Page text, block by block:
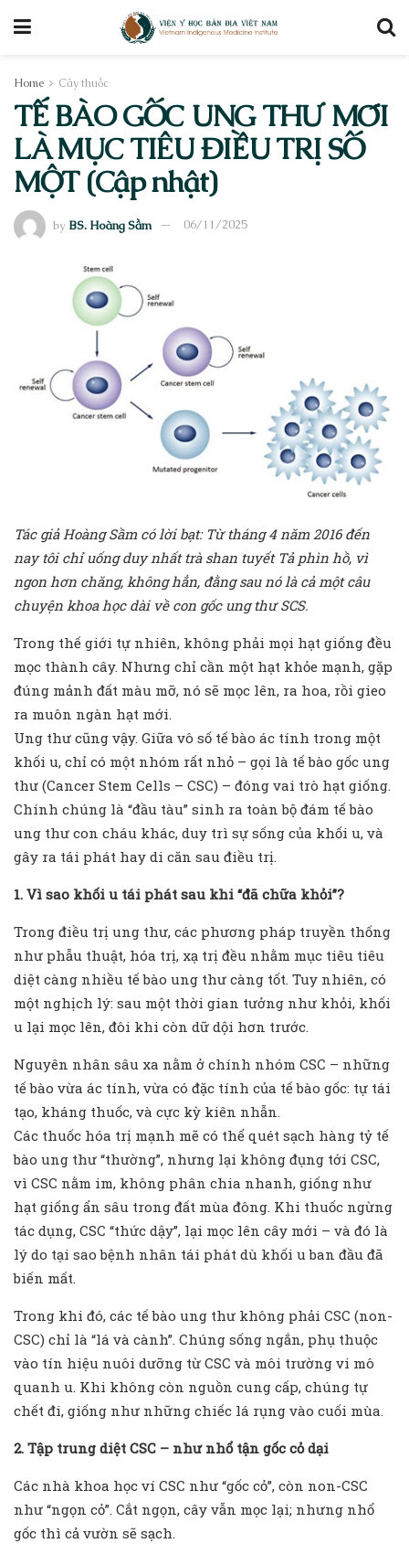
Home Cây thuốc
TẾ BÀO GỐC UNG THƯ MỚI
LÀ MỤC TIÊU ĐIỀU TRỊ SỐ
MỘT (Cập nhật)
by BS. Hoàng Sầm 06/11/2025
Tác giả Hoàng Sầm có lời bạt: Từ tháng 4 năm 2016 đến
nay tôi chỉ uống duy nhất trà shan tuyết Tả phìn hồ, vì
ngon hơn chăng, không hẳn, đằng sau nó là cả một câu
chuyện khoa học dài về con gốc ung thư SCS.
Trong thế giới tự nhiên, không phải mọi hạt giống đều
mọc thành cây. Nhưng chỉ cần một hạt khỏe mạnh, gặp
đúng mảnh đất màu mỡ, nó sẽ mọc lên, ra hoa, rồi gieo
ra muôn ngàn hạt mới.
Ung thư cũng vậy. Giữa vô số tế bào ác tính trong một
khối u, chỉ có một nhóm rất nhỏ – gọi là tế bào gốc ung
thư (Cancer Stem Cells – CSC) – đóng vai trò hạt giống.
Chính chúng là “đầu tàu” sinh ra toàn bộ đám tế bào
ung thư con cháu khác, duy trì sự sống của khối u, và
gây ra tái phát hay di căn sau điều trị.
1. Vì sao khối u tái phát sau khi “đã chữa khỏi”?
Trong điều trị ung thư, các phương pháp truyền thống
như phẫu thuật, hóa trị, xạ trị đều nhằm mục tiêu tiêu
diệt càng nhiều tế bào ung thư càng tốt. Tuy nhiên, có
một nghịch lý: sau một thời gian tưởng như khỏi, khối
u lại mọc lên, đôi khi còn dữ dội hơn trước.
Nguyên nhân sâu xa nằm ở chính nhóm CSC – những
tế bào vừa ác tính, vừa có đặc tính của tế bào gốc: tự tái
tạo, kháng thuốc, và cực kỳ kiên nhẫn.
Các thuốc hóa trị mạnh mẽ có thể quét sạch hàng tỷ tế
bào ung thư “thường”, nhưng lại không đụng tới CSC,
vì CSC nằm im, không phân chia nhanh, giống như
hạt giống ẩn sâu trong đất mùa đông. Khi thuốc ngừng
tác dụng, CSC “thức dậy”, lại mọc lên cây mới – và đó là
lý do tại sao bệnh nhân tái phát dù khối u ban đầu đã
biến mất.
Trong khi đó, các tế bào ung thư không phải CSC (non-
CSC) chỉ là “lá và cành”. Chúng sống ngắn, phụ thuộc
vào tín hiệu nuôi dưỡng từ CSC và môi trường vi mô
quanh u. Khi không còn nguồn cung cấp, chúng tự
chết đi, giống như những chiếc lá rụng vào cuối mùa.
2. Tập trung diệt CSC – như nhổ tận gốc cỏ dại
Các nhà khoa học ví CSC như “gốc cỏ”, còn non-CSC
như “ngọn cỏ”. Cắt ngọn, cây vẫn mọc lại; nhưng nhổ
gốc thì cả vườn sẽ sạch.